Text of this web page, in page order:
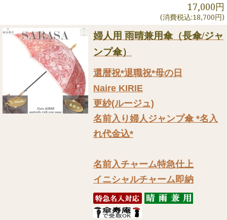
17,000円
(消費税込:18,700円)
婦人用 雨晴兼用傘（長傘/ジャ
ンプ傘）
還暦祝*退職祝*母の日
Naire KIRIE
更紗(ルージュ)
名前入り婦人ジャンプ傘 *名入
れ代金込*
名前入チャーム特急仕上
イニシャルチャーム即納